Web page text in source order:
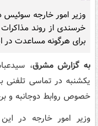
وزیر امور خارجه سوئیس
خرسندی از روند
برای هرگونه مساعدت در
به گزارش مشرق،
یکشنبه در تماسی تلفنی
خصوص روابط دوجانبه و
وزیر امور خارجه در